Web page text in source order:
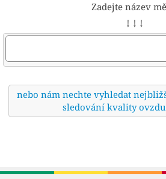
Zadejte název
↓ ↓ ↓
nebo nám nechte vyhledat
sledování kvality